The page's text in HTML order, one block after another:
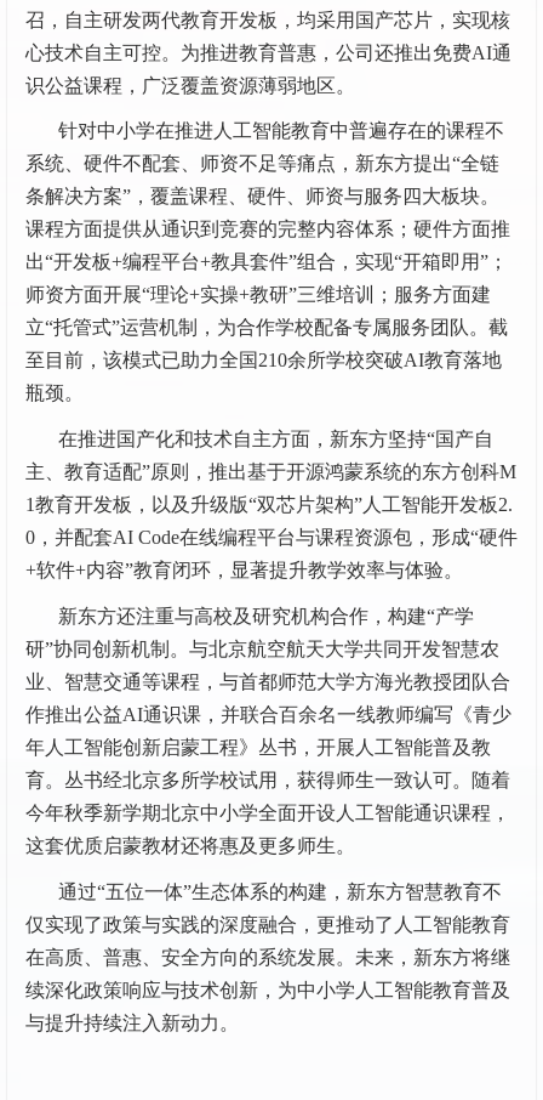
召，自主研发两代教育开发板，均采用国产芯片，实现核
心技术自主可控。为推进教育普惠，公司还推出免费AI通
识公益课程，广泛覆盖资源薄弱地区。
针对中小学在推进人工智能教育中普遍存在的课程不
系统、硬件不配套、师资不足等痛点，新东方提出“全链
条解决方案”，覆盖课程、硬件、师资与服务四大板块。
课程方面提供从通识到竞赛的完整内容体系；硬件方面推
出“开发板+编程平台+教具套件”组合，实现“开箱即用”；
师资方面开展“理论+实操+教研”三维培训；服务方面建
立“托管式”运营机制，为合作学校配备专属服务团队。截
至目前，该模式已助力全国210余所学校突破AI教育落地
瓶颈。
在推进国产化和技术自主方面，新东方坚持“国产自
主、教育适配”原则，推出基于开源鸿蒙系统的东方创科M
1教育开发板，以及升级版“双芯片架构”人工智能开发板2.
0，并配套AI Code在线编程平台与课程资源包，形成“硬件
+软件+内容”教育闭环，显著提升教学效率与体验。
新东方还注重与高校及研究机构合作，构建“产学
研”协同创新机制。与北京航空航天大学共同开发智慧农
业、智慧交通等课程，与首都师范大学方海光教授团队合
作推出公益AI通识课，并联合百余名一线教师编写《青少
年人工智能创新启蒙工程》丛书，开展人工智能普及教
育。丛书经北京多所学校试用，获得师生一致认可。随着
今年秋季新学期北京中小学全面开设人工智能通识课程，
这套优质启蒙教材还将惠及更多师生。
通过“五位一体”生态体系的构建，新东方智慧教育不
仅实现了政策与实践的深度融合，更推动了人工智能教育
在高质、普惠、安全方向的系统发展。未来，新东方将继
续深化政策响应与技术创新，为中小学人工智能教育普及
与提升持续注入新动力。